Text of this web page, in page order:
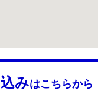
みはこちらから